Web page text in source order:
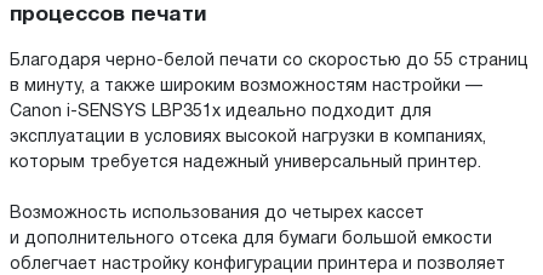
процессов печати
Благодаря черно-белой печати со скоростью до 55 страниц
в минуту, а также широким возможностям настройки —
Canon i-SENSYS LBP351x идеально подходит для
эксплуатации в условиях высокой нагрузки в компаниях,
которым требуется надежный универсальный принтер.
Возможность использования до четырех кассет
и дополнительного отсека для бумаги большой емкости
облегчает настройку конфигурации принтера и позволяет